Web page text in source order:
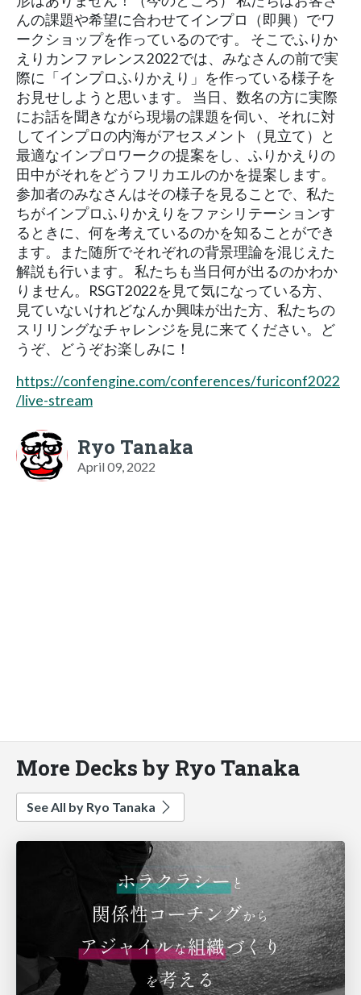
んの課題や希望に合わせてインプロ（即興）でワ
ークショップを作っているのです。 そこでふりか
えりカンファレンス2022では、みなさんの前で実
際に「インプロふりかえり」を作っている様子を
お見せしようと思います。 当日、数名の方に実際
にお話を聞きながら現場の課題を伺い、それに対
してインプロの内海がアセスメント（見立て）と
最適なインプロワークの提案をし、ふりかえりの
田中がそれをどうフリカエルのかを提案します。
参加者のみなさんはその様子を見ることで、私た
ちがインプロふりかえりをファシリテーションす
るときに、何を考えているのかを知ることができ
ます。また随所でそれぞれの背景理論を混じえた
解説も行います。 私たちも当日何が出るのかわか
りません。RSGT2022を見て気になっている方、
見ていないけれどなんか興味が出た方、私たちの
スリリングなチャレンジを見に来てください。ど
うぞ、どうぞお楽しみに！
https://confengine.com/conferences/furiconf2022
/live-stream
Ryo Tanaka
April 09, 2022
More Decks by Ryo Tanaka
See All by Ryo Tanaka